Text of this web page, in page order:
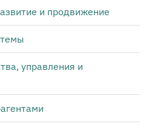
и продвижение
управления и